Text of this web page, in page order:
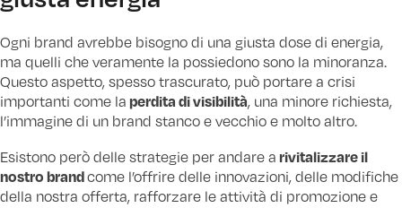
Ogni brand avrebbe bisogno di una giusta dose di energia,
ma quelli che veramente la possiedono sono la minoranza.
Questo aspetto, spesso trascurato, può portare a crisi
importanti come la perdita di visibilità, una minore richiesta,
l’immagine di un brand stanco e vecchio e molto altro.
Esistono però delle strategie per andare a rivitalizzare il
nostro brandcome l’offrire delle innovazioni, delle modifiche
della nostra offerta, rafforzare le attività di promozione e